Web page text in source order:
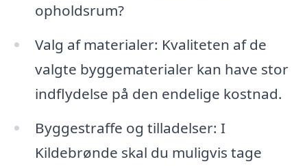
opholdsrum?
Valg af materialer: Kvaliteten af de
valgte byggematerialer kan have stor
indflydelse på den endelige kostnad.
Byggestraffe og tilladelser: I
Kildebrønde skal du muligvis tage